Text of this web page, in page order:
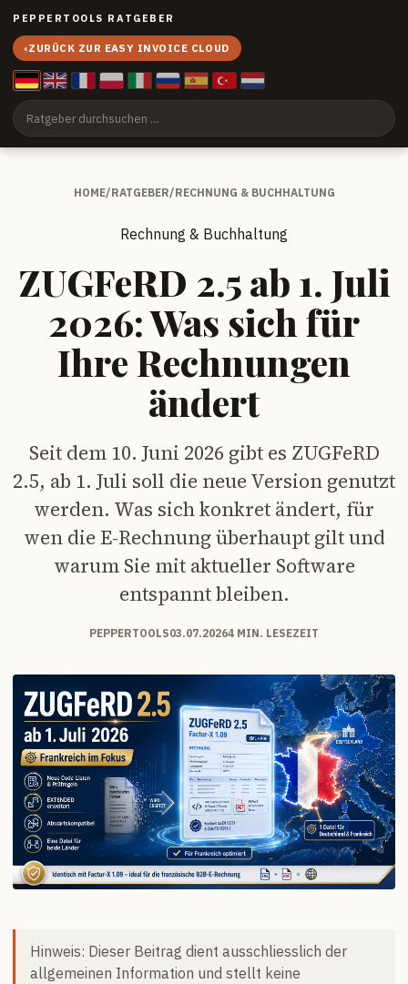
PEPPERTOOLS RATGEBER
‹ZURÜCK ZUR EASY INVOICE CLOUD
HOME/RATGEBER/RECHNUNG & BUCHHALTUNG
Rechnung & Buchhaltung
ZUGFeRD 2.5 ab 1. Juli
2026: Was sich für
Ihre Rechnungen
ändert
Seit dem 10. Juni 2026 gibt es ZUGFeRD
2.5, ab 1. Juli soll die neue Version genutzt
werden. Was sich konkret ändert, für
wen die E-Rechnung überhaupt gilt und
warum Sie mit aktueller Software
entspannt bleiben.
PEPPERTOOLS03.07.20264 MIN. LESEZEIT
Hinweis: Dieser Beitrag dient ausschliesslich der
allgemeinen Information und stellt keine